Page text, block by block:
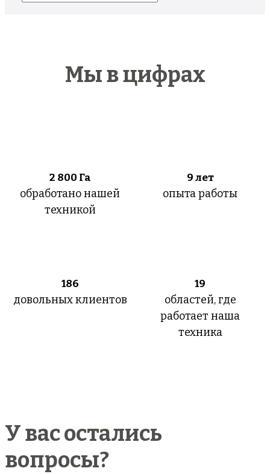
Мы в цифрах
2 800 Га
обработано нашей
техникой
9 лет
опыта работы
186
довольных клиентов
19
областей, где
работает наша
техника
У вас остались
вопросы?